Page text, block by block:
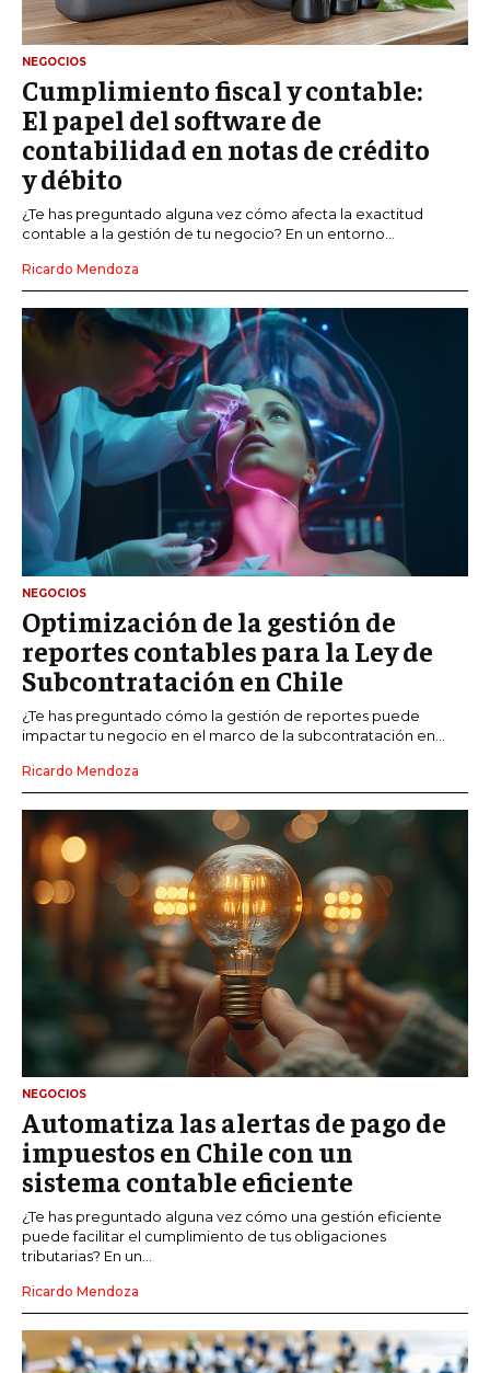
NEGOCIOS
Cumplimiento fiscal y contable:
El papel del software de
contabilidad en notas de crédito
y débito
¿Te has preguntado alguna vez cómo afecta la exactitud
contable a la gestión de tu negocio? En un entorno...
Ricardo Mendoza
NEGOCIOS
Optimización de la gestión de
reportes contables para la Ley de
Subcontratación en Chile
¿Te has preguntado cómo la gestión de reportes puede
impactar tu negocio en el marco de la subcontratación en...
Ricardo Mendoza
NEGOCIOS
Automatiza las alertas de pago de
impuestos en Chile con un
sistema contable eficiente
¿Te has preguntado alguna vez cómo una gestión eficiente
puede facilitar el cumplimiento de tus obligaciones
tributarias? En un...
Ricardo Mendoza